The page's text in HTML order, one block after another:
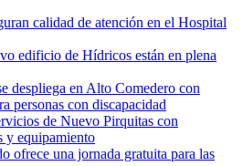
calidad de atención en el Hospital
edificio de Hídricos están en plena
despliega en Alto Comedero con
personas con discapacidad
de Nuevo Pirquitas con
y equipamiento
ofrece una jornada gratuita para las